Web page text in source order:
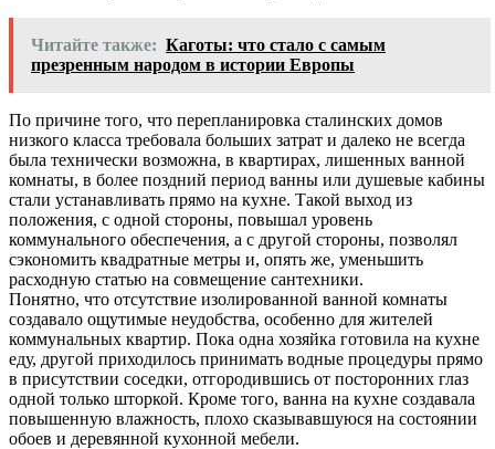
Читайте также: Каготы: что стало с самым
презренным народом в истории Европы
По причине того, что перепланировка сталинских домов
низкого класса требовала больших затрат и далеко не всегда
была технически возможна, в квартирах, лишенных ванной
комнаты, в более поздний период ванны или душевые кабины
стали устанавливать прямо на кухне. Такой выход из
положения, с одной стороны, повышал уровень
коммунального обеспечения, а с другой стороны, позволял
сэкономить квадратные метры и, опять же, уменьшить
расходную статью на совмещение сантехники.
Понятно, что отсутствие изолированной ванной комнаты
создавало ощутимые неудобства, особенно для жителей
коммунальных квартир. Пока одна хозяйка готовила на кухне
еду, другой приходилось принимать водные процедуры прямо
в присутствии соседки, отгородившись от посторонних глаз
одной только шторкой. Кроме того, ванна на кухне создавала
повышенную влажность, плохо сказывавшуюся на состоянии
обоев и деревянной кухонной мебели.